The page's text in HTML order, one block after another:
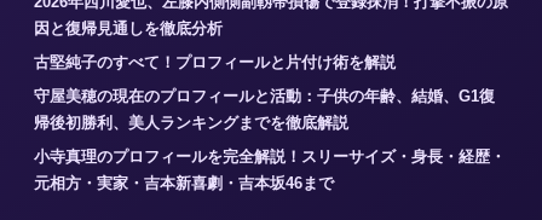
因と復帰見通しを徹底分析
古堅純子のすべて！プロフィールと片付け術を解説
守屋美穂の現在のプロフィールと活動：子供の年齢、結婚、G1復
帰後初勝利、美人ランキングまでを徹底解説
小寺真理のプロフィールを完全解説！スリーサイズ・身長・経歴・
元相方・実家・吉本新喜劇・吉本坂46まで